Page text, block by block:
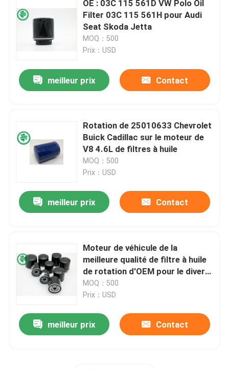
Filtres hydrauliques industriels
Filtres de puissance de générateur
Filtre de tracteur de pelouse
Filtres de moto
OE : 03C 115 561D VW Polo Oil
Filter 03C 115 561H pour Audi
Seat Skoda Jetta
MOQ：500
Prix：USD
meilleur prix Contact
Rotation de 25010633 Chevrolet
Buick Cadillac sur le moteur de
V8 4.6L de filtres à huile
MOQ：500
Prix：USD
meilleur prix Contact
Moteur de véhicule de la
meilleure qualité de filtre à huile
de rotation d'OEM pour le divers
modèle de voiture
MOQ：500
Prix：USD
meilleur prix Contact